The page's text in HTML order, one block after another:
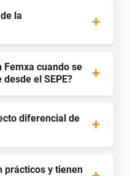
la
Femxa cuando se
el SEPE?
diferencial de
prácticos y tienen